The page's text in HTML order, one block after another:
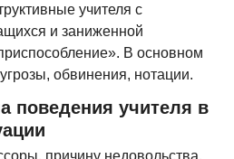
учителя с
и заниженной
В основном
обвинения, нотации.
поведения учителя в